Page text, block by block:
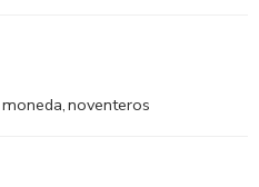
moneda,noventeros